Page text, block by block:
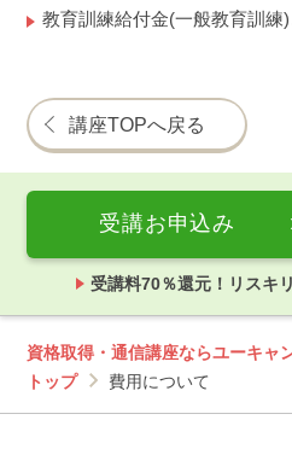
教育訓練給付金(一般教育訓練)
講座TOPへ戻る
受講お申込み
受講料70％還元！リスキ
資格取得・通信講座ならユーキャ
トップ
費用について